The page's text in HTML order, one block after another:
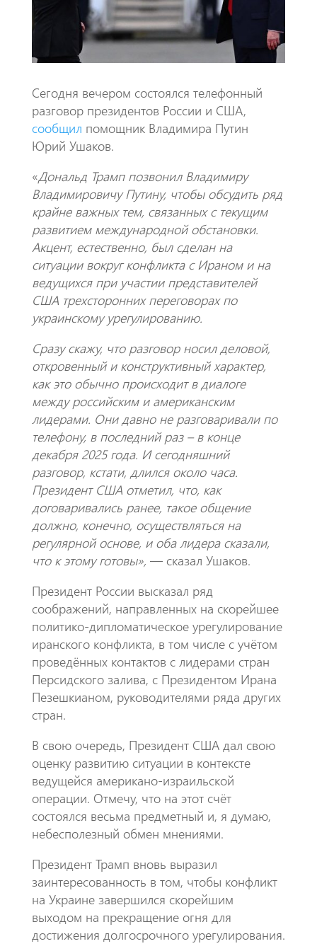
p
Сегодня вечером состоялся телефонный
разговор президентов России и США,
сообщил помощник Владимира Путин
Юрий Ушаков.
«Дональд Трамп позвонил Владимиру
Владимировичу Путину, чтобы обсудить ряд
крайне важных тем, связанных с текущим
развитием международной обстановки.
Акцент, естественно, был сделан на
ситуации вокруг конфликта с Ираном и на
ведущихся при участии представителей
США трехсторонних переговорах по
украинскому урегулированию.
Сразу скажу, что разговор носил деловой,
откровенный и конструктивный характер,
как это обычно происходит в диалоге
между российским и американским
лидерами. Они давно не разговаривали по
телефону, в последний раз – в конце
декабря 2025 года. И сегодняшний
разговор, кстати, длился около часа.
Президент США отметил, что, как
договаривались ранее, такое общение
должно, конечно, осуществляться на
регулярной основе, и оба лидера сказали,
что к этому готовы», — сказал Ушаков.
Президент России высказал ряд
соображений, направленных на скорейшее
политико-дипломатическое урегулирование
иранского конфликта, в том числе с учётом
проведённых контактов с лидерами стран
Персидского залива, с Президентом Ирана
Пезешкианом, руководителями ряда других
стран.
В свою очередь, Президент США дал свою
оценку развитию ситуации в контексте
ведущейся американо-израильской
операции. Отмечу, что на этот счёт
состоялся весьма предметный и, я думаю,
небесполезный обмен мнениями.
Президент Трамп вновь выразил
заинтересованность в том, чтобы конфликт
на Украине завершился скорейшим
выходом на прекращение огня для
достижения долгосрочного урегулирования.